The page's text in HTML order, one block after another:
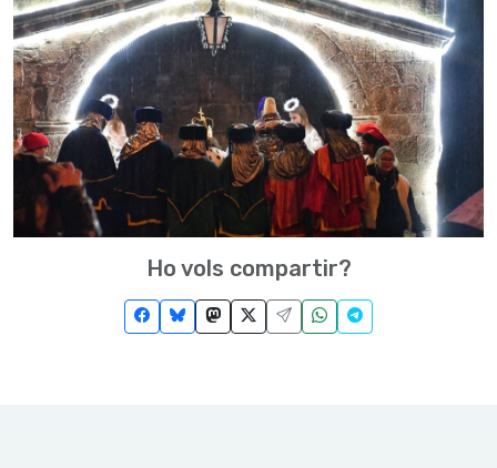
Ho vols compartir?